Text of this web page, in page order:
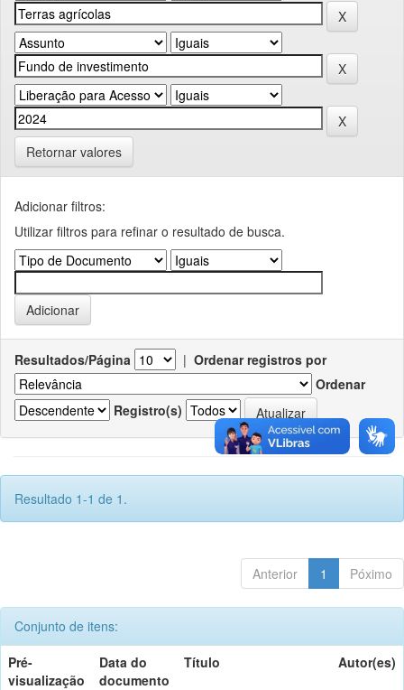
Retornar valores
Adicionar filtros:
Utilizar filtros para refinar o resultado de busca.
Resultados/Página | Ordenar registros por
Ordenar
Registro(s)
Resultado 1-1 de 1.
Anterior 1 Póximo
Conjunto de itens:
Pré-
visualização
Data do
documento
Título Autor(es)